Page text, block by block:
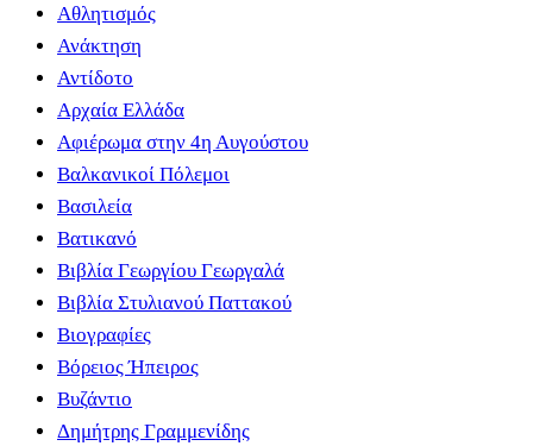
Αθλητισμός
Ανάκτηση
Αντίδοτο
Αρχαία Ελλάδα
Αφιέρωμα στην 4η Αυγούστου
Βαλκανικοί Πόλεμοι
Βασιλεία
Βατικανό
Βιβλία Γεωργίου Γεωργαλά
Βιβλία Στυλιανού Παττακού
Βιογραφίες
Βόρειος Ήπειρος
Βυζάντιο
Δημήτρης Γραμμενίδης